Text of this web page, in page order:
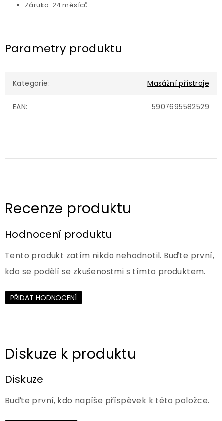
Záruka: 24 měsíců
Parametry produktu
Kategorie: Masážní přístroje
EAN: 5907695582529
Hodnocení produktu
Tento produkt zatím nikdo nehodnotil. Buďte první,
kdo se podělí se zkušenostmi s tímto produktem.
PŘIDAT HODNOCENÍ
Diskuze
Buďte první, kdo napíše příspěvek k této položce.